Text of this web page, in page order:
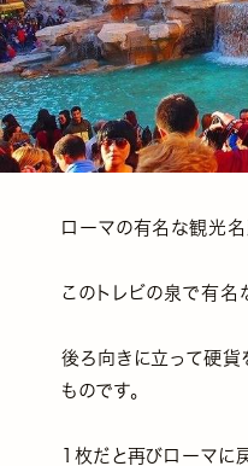
ローマの有名な観光名
このトレビの泉で有名
後ろ向きに立って硬貨
ものです。
1枚だと再びローマに